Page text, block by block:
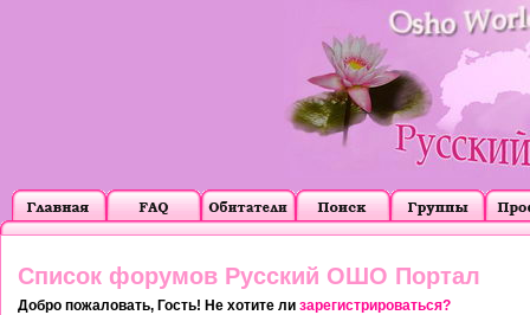
Список форумов Русский ОШО Портал
Добро пожаловать, Гость! Не хотите ли зарегистрироваться?